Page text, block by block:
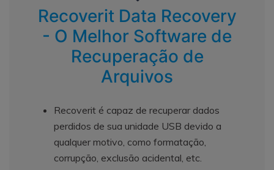
Recoverit Data Recovery
- O Melhor Software de
Recuperação de
Arquivos
Recoverit é capaz de recuperar dados
perdidos de sua unidade USB devido a
qualquer motivo, como formatação,
corrupção, exclusão acidental, etc.